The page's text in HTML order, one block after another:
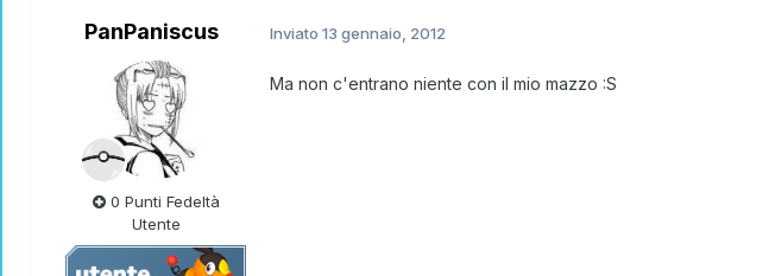
PanPaniscus
0 Punti Fedeltà
Utente
Inviato 13 gennaio, 2012
Ma non c'entrano niente con il mio mazzo :S